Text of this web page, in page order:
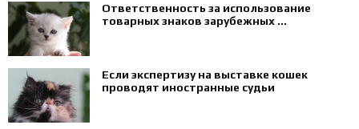
Ответственность за использование
товарных знаков зарубежных ...
Если экспертизу на выставке кошек
проводят иностранные судьи